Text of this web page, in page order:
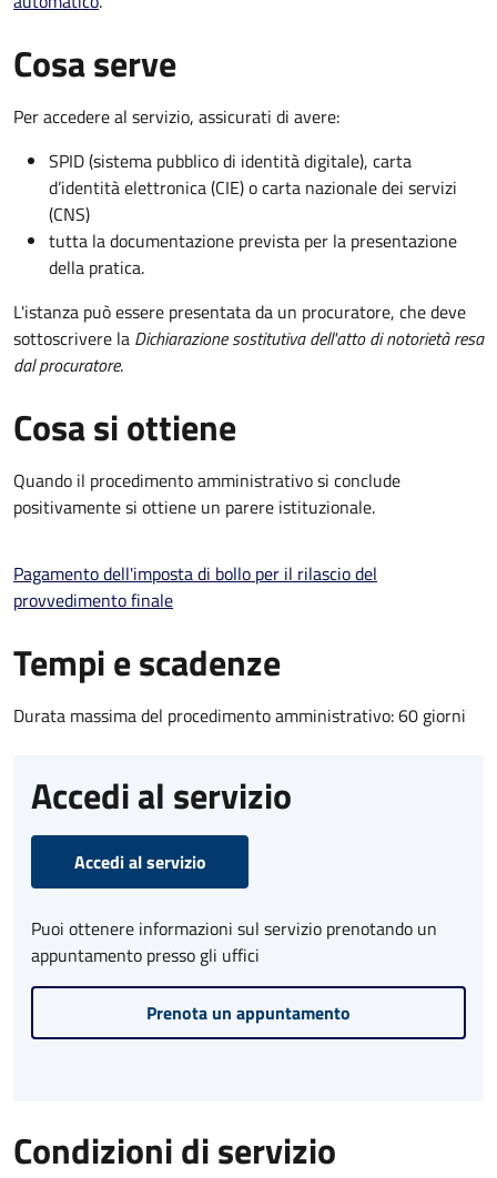
Cosa serve
Per accedere al servizio, assicurati di avere:
SPID (sistema pubblico di identità digitale), carta
d’identità elettronica (CIE) o carta nazionale dei servizi
(CNS)
tutta la documentazione prevista per la presentazione
della pratica.
L'istanza può essere presentata da un procuratore, che deve
sottoscrivere la Dichiarazione sostitutiva dell'atto di notorietà resa
dal procuratore.
Cosa si ottiene
Quando il procedimento amministrativo si conclude
positivamente si ottiene un parere istituzionale.
Pagamento dell'imposta di bollo per il rilascio del
provvedimento finale
Tempi e scadenze
Durata massima del procedimento amministrativo: 60 giorni
Accedi al servizio
Accedi al servizio
Puoi ottenere informazioni sul servizio prenotando un
appuntamento presso gli uffici
Prenota un appuntamento
Condizioni di servizio